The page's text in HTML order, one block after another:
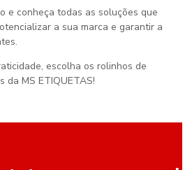
e conheça todas as soluções que
a sua marca e garantir a
escolha os rolinhos de
da MS ETIQUETAS!